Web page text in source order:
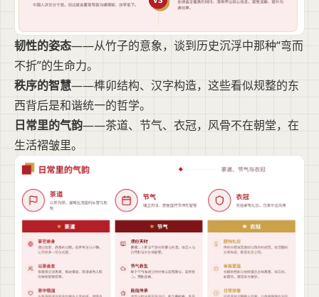
韧性的姿态——从竹子的意象，谈到历史沉浮中那种“弯而
不折”的生命力。
秩序的智慧——榫卯结构、汉字构造，这些看似规整的东
西背后是和谐统一的哲学。
日常里的气韵——茶道、节气、衣冠，风骨不在朝堂，在
生活褶皱里。